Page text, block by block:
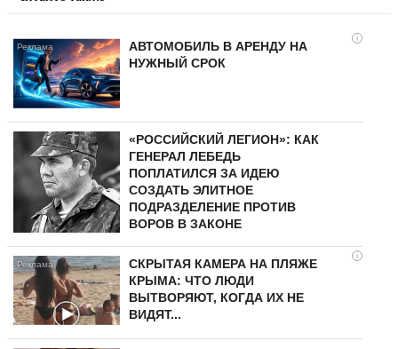
i
АВТОМОБИЛЬ В АРЕНДУ НА
НУЖНЫЙ СРОК
«РОССИЙСКИЙ ЛЕГИОН»: КАК
ГЕНЕРАЛ ЛЕБЕДЬ
ПОПЛАТИЛСЯ ЗА ИДЕЮ
СОЗДАТЬ ЭЛИТНОЕ
ПОДРАЗДЕЛЕНИЕ ПРОТИВ
ВОРОВ В ЗАКОНЕ
i
СКРЫТАЯ КАМЕРА НА ПЛЯЖЕ
КРЫМА: ЧТО ЛЮДИ
ВЫТВОРЯЮТ, КОГДА ИХ НЕ
ВИДЯТ...